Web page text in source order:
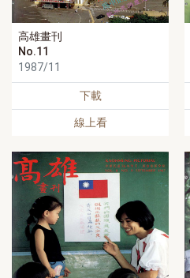
高雄畫刊
No.11
1987/11
下載
線上看